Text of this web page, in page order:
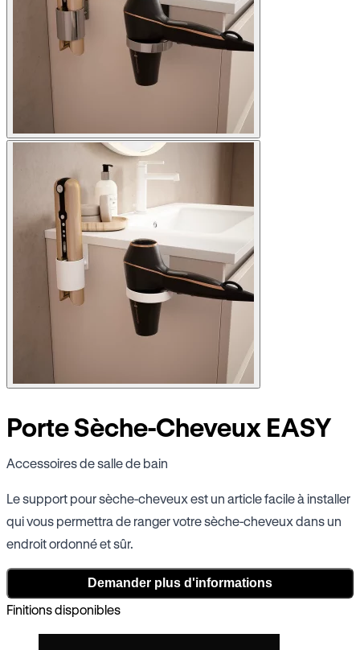
Porte Sèche-Cheveux EASY
Accessoires de salle de bain
Le support pour sèche-cheveux est un article facile à installer
qui vous permettra de ranger votre sèche-cheveux dans un
endroit ordonné et sûr.
Demander plus d'informations
Finitions disponibles